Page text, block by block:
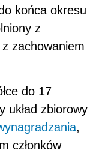
końca okresu
z
zachowaniem
do 17
układ zbiorowy
,
członków